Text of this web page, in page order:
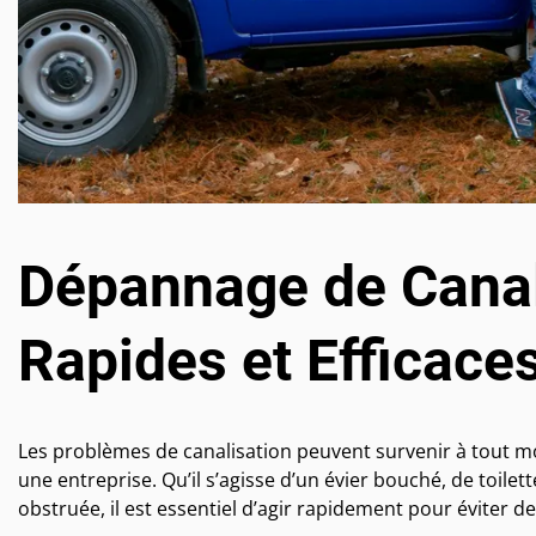
Dépannage de
Rapides et
Les problèmes de canalisation peuvent survenir à tout
une entreprise. Qu’il s’agisse d’un évier bouché, de
obstruée, il est essentiel d’agir rapidement pour éviter